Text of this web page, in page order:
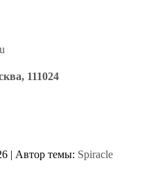
111024
| Автор темы: Spiracle